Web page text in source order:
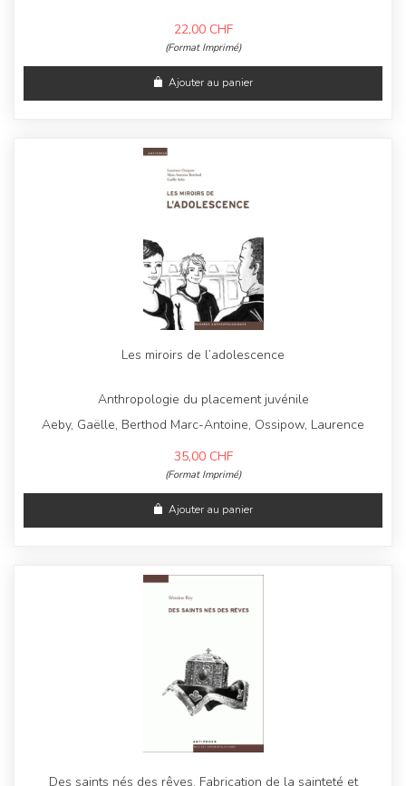
22,00 CHF
(Format Imprimé)
Ajouter au panier
Les miroirs de l’adolescence
Anthropologie du placement juvénile
Aeby, Gaëlle, Berthod Marc-Antoine, Ossipow, Laurence
35,00 CHF
(Format Imprimé)
Ajouter au panier
Des saints nés des rêves. Fabrication de la sainteté et